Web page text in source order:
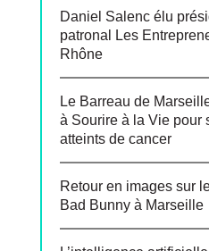
Daniel Salenc élu
patronal Les
Rhône
Le Barreau de
à Sourire à la Vie pour
atteints de cancer
Retour en images sur
Bad Bunny à Marseille